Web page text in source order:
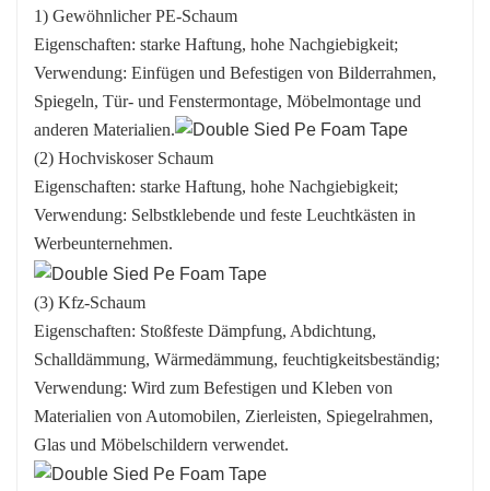
1) Gewöhnlicher PE-Schaum
Eigenschaften: starke Haftung, hohe Nachgiebigkeit;
Verwendung: Einfügen und Befestigen von Bilderrahmen,
Spiegeln, Tür- und Fenstermontage, Möbelmontage und
anderen Materialien.
(2) Hochviskoser Schaum
Eigenschaften: starke Haftung, hohe Nachgiebigkeit;
Verwendung: Selbstklebende und feste Leuchtkästen in
Werbeunternehmen.
(3) Kfz-Schaum
Eigenschaften: Stoßfeste Dämpfung, Abdichtung,
Schalldämmung, Wärmedämmung, feuchtigkeitsbeständig;
Verwendung: Wird zum Befestigen und Kleben von
Materialien von Automobilen, Zierleisten, Spiegelrahmen,
Glas und Möbelschildern verwendet.